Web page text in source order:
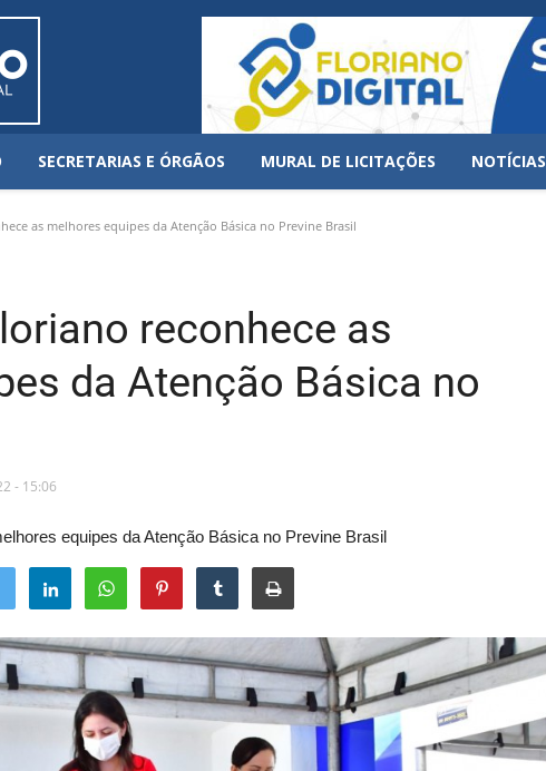
SECRETARIAS E ÓRGÃOS MURAL DE LICITAÇÕES NOTÍCIAS
as melhores equipes da Atenção Básica no Previne Brasil
reconhece as
da Atenção Básica no
- 15:06
equipes da Atenção Básica no Previne Brasil